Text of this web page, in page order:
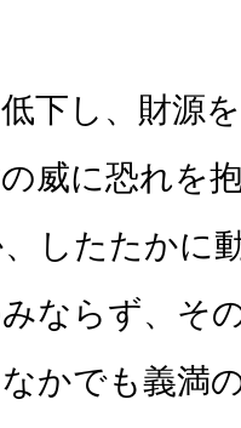
下し、財源
威に恐れを
したたかに
ならず、そ
かでも義満